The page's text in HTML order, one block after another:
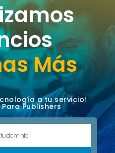
Más
a tu servicio!
Para Publishers